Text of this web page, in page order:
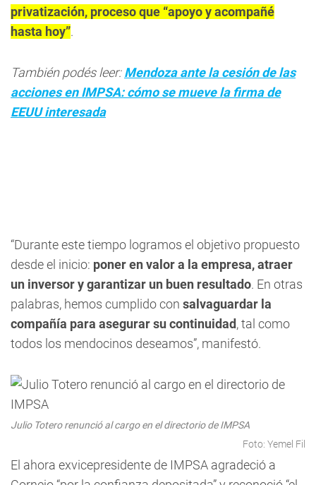
privatización, proceso que “apoyo y acompañé
hasta hoy”.
También podés leer:Mendoza ante la cesión de las
acciones en IMPSA: cómo se mueve la firma de
EEUU interesada
“Durante este tiempo logramos el objetivo propuesto
desde el inicio: poner en valor a la empresa, atraer
un inversor y garantizar un buen resultado. En otras
palabras, hemos cumplido con salvaguardar la
compañía para asegurar su continuidad, tal como
todos los mendocinos deseamos”, manifestó.
Julio Totero renunció al cargo en el directorio de IMPSA
Foto: Yemel Fil
El ahora exvicepresidente de IMPSA agradeció a